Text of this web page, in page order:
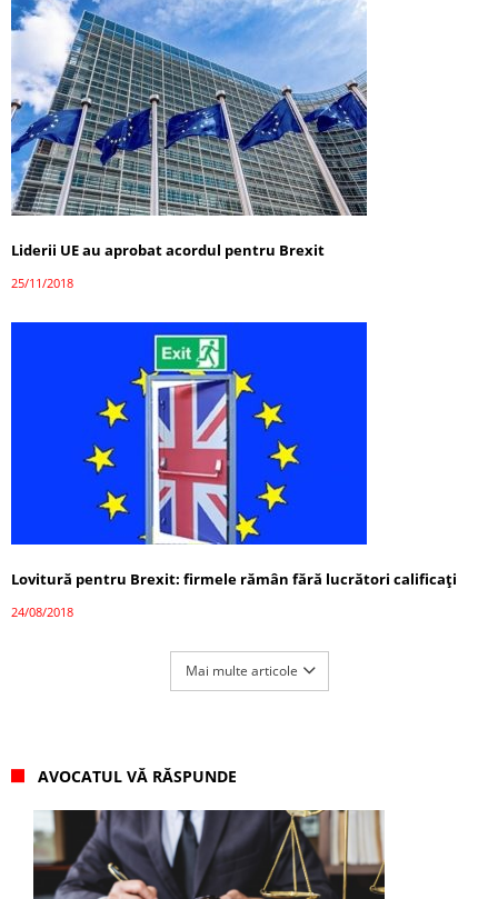
Liderii UE au aprobat acordul pentru Brexit
25/11/2018
Lovitură pentru Brexit: firmele rămân fără lucrători calificați
24/08/2018
Mai multe articole
AVOCATUL VĂ RĂSPUNDE